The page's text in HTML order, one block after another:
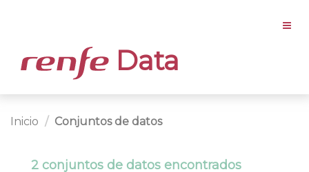
Data
Inicio Conjuntos de datos
2 conjuntos de datos encontrados